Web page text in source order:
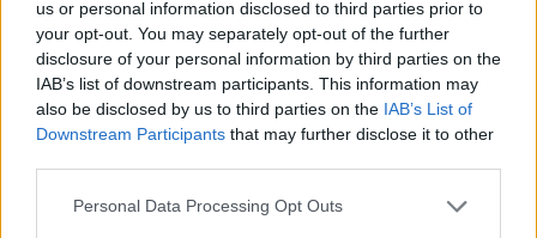
us or personal information disclosed to third parties prior to
your opt-out. You may separately opt-out of the further
disclosure of your personal information by third parties on the
IAB’s list of downstream participants. This information may
also be disclosed by us to third parties on the IAB’s List of
Downstream Participants that may further disclose it to other
Personal Data Processing Opt Outs
AVG
7
Smrt Robina Hooda
20:30
7
Aktivne poletne počitnice z ustvarjalci Studia
Spin
08:00
AVG
7
Večer pesmi Đorđa Balaševića